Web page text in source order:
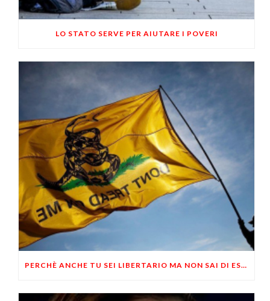
LO STATO SERVE PER AIUTARE I POVERI
PERCHÈ ANCHE TU SEI LIBERTARIO MA NON SAI DI ESSERLO